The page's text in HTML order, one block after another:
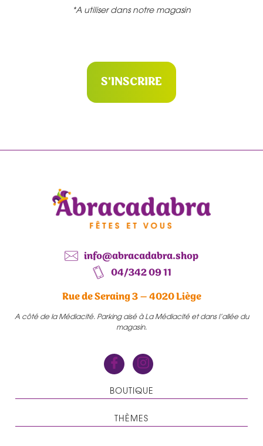
*A utiliser dans notre magasin
S'INSCRIRE
info@abracadabra.shop
04/342 09 11
Rue de Seraing 3 – 4020 Liège
A côté de la Médiacité. Parking aisé à La Médiacité et dans l’allée du
magasin.
BOUTIQUE
THÈMES